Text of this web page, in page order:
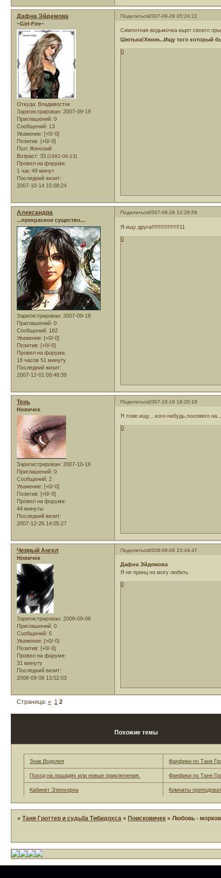
Поделиться2007-09-28 05:24:22
Дафна Эйдемова
~Girl-Fire~
Откуда: Владивосток
Зарегистрирован: 2007-09-19
Приглашений: 0
Сообщений: 13
Уважение: [+0/-0]
Позитив: [+0/-0]
Пол: Женский
Возраст: 33 [1992-08-13]
Провел на форуме:
1 час 49 минут
Последний визит:
2007-10-14 15:08:24
Симпотная ведьмочка ищет своего
Шютька!Хюхю...Ищу того который
0
Поделиться2007-09-28 12:26:59
Александра
...прекрасное существо...
Зарегистрирован: 2007-09-18
Приглашений: 0
Сообщений: 182
Уважение: [+0/-0]
Позитив: [+0/-0]
Провел на форуме:
18 часов 51 минуту
Последний визит:
2007-12-01 09:48:39
Я ищу друга!!!!!!!!!!!!!!!!!!!11
0
Поделиться2007-10-16 18:20:18
Тень
Новичок
Зарегистрирован: 2007-10-16
Приглашений: 0
Сообщений: 2
Уважение: [+0/-0]
Позитив: [+0/-0]
Провел на форуме:
44 минуты
Последний визит:
2007-12-26 14:05:27
Я тоже ищу....кого-нибудь,похожего
0
Поделиться2008-09-06 23:44:47
Черный Ангел
Новичок
Зарегистрирован: 2008-09-06
Приглашений: 0
Сообщений: 5
Уважение: [+0/-0]
Позитив: [+0/-0]
Провел на форуме:
31 минуту
Последний визит:
2008-09-08 13:52:03
Дафна Эйдемова
Я не принц но могу любить
0
Страница:« 1 2
Похожие темы
Знак Водолея Фанфики по Тане
Поход на лошадях или новые приключения. Фанфики по Тане
Кабинет Эзенхорна Комнаты
»Таня Гроттер и судьба Тибидохса »Поисковичек »Любовь -